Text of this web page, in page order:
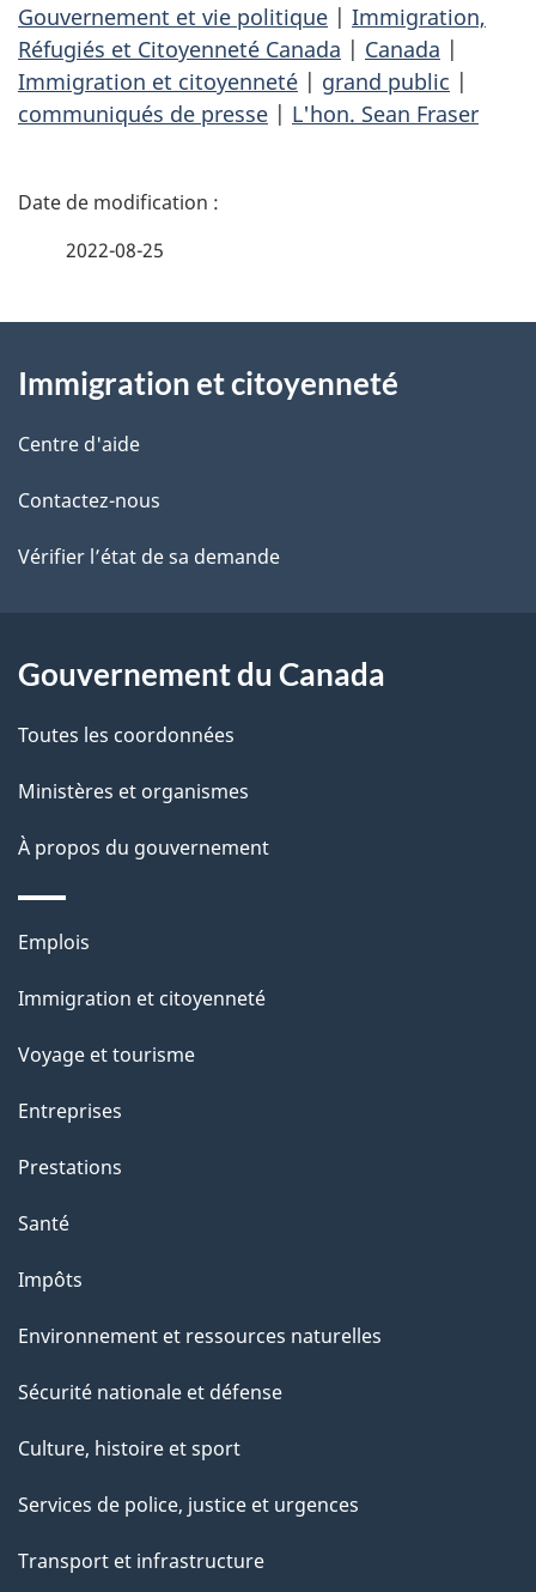
Gouvernement et vie politique | Immigration,
Réfugiés et Citoyenneté Canada | Canada |
Immigration et citoyenneté | grand public |
communiqués de presse | L'hon. Sean Fraser
D
i
l
s
d
l
a
g
e
2022-08-25
propos
de
ce
site
Immigration et citoyenneté
Centre d'aide
Contactez-nous
Vérifier l’état de sa demande
Gouvernement du Canada
Toutes les coordonnées
Ministères et organismes
À propos du gouvernement
Thèmes
sujets
Emplois
Immigration et citoyenneté
Voyage et tourisme
Entreprises
Prestations
Santé
Impôts
Environnement et ressources naturelles
Sécurité nationale et défense
Culture, histoire et sport
Services de police, justice et urgences
Transport et infrastructure